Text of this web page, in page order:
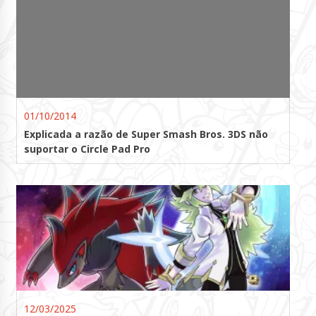
01/10/2014
Explicada a razão de Super Smash Bros. 3DS não
suportar o Circle Pad Pro
12/03/2025